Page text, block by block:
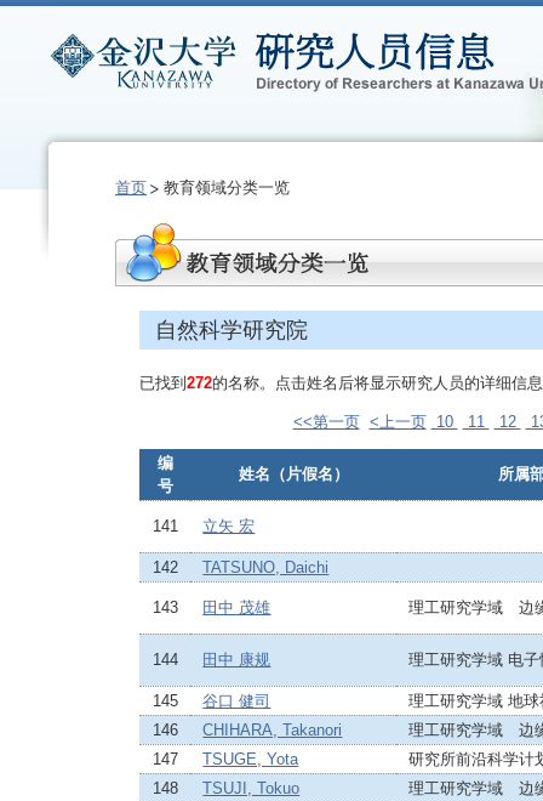
首页 教育领域分类一览
自然科学研究院
已找到 272的名称。点击姓名后将显示研究人员的详细信
<<第一页 <上一页 10 11 12
编
号
姓名（片假名） 所属
141 立矢 宏
142 TATSUNO, Daichi
143 田中 茂雄 理工研究学域 边
144 田中 康规 理工研究学域 电
145 谷口 健司
理工研究学域 地
146
CHIHARA, Takanori
理工研究学域 边
147
TSUGE, Yota
研究所前沿科学计
148
TSUJI, Tokuo
理工研究学域 边